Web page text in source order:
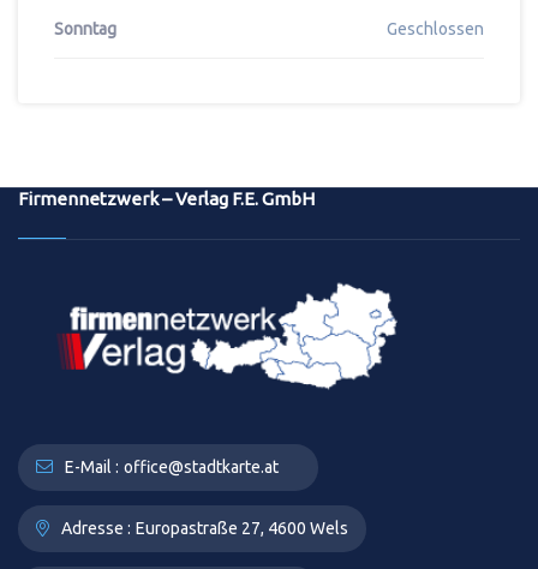
Sonntag Geschlossen
Firmennetzwerk – Verlag F.E. GmbH
E-Mail : office@stadtkarte.at
Adresse : Europastraße 27, 4600 Wels